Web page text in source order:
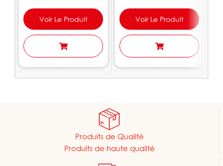
Voir Le Produit Voir Le Produit
Produits de Qualité
Produits de haute qualité